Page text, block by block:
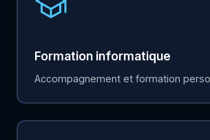
Formation informatique
Accompagnement et formation